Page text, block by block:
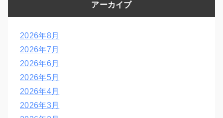
アーカイブ
2026年8月
2026年7月
2026年6月
2026年5月
2026年4月
2026年3月